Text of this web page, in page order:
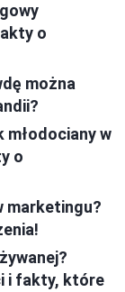
o
można
młodociany w
o
marketingu?
i fakty, które